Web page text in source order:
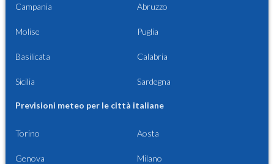
Campania Abruzzo
Molise Puglia
Basilicata Calabria
Sicilia Sardegna
Previsioni meteo per le città italiane
Torino Aosta
Genova Milano